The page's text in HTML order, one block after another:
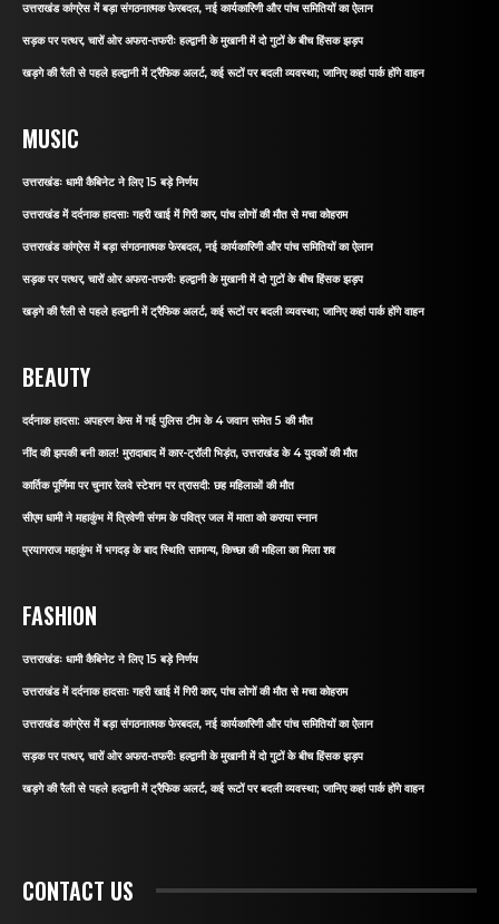
उत्तराखंड कांग्रेस में बड़ा संगठनात्मक फेरबदल, नई कार्यकारिणी और पांच समितियों का ऐलान
सड़क पर पत्थर, चारों ओर अफरा-तफरीः हल्द्वानी के मुखानी में दो गुटों के बीच हिंसक झड़प
खड़गे की रैली से पहले हल्द्वानी में ट्रैफिक अलर्ट, कई रूटों पर बदली व्यवस्था; जानिए कहां पार्क होंगे वाहन
MUSIC
उत्तराखंडः धामी कैबिनेट ने लिए 15 बड़े निर्णय
उत्तराखंड में दर्दनाक हादसाः गहरी खाई में गिरी कार, पांच लोगों की मौत से मचा कोहराम
उत्तराखंड कांग्रेस में बड़ा संगठनात्मक फेरबदल, नई कार्यकारिणी और पांच समितियों का ऐलान
सड़क पर पत्थर, चारों ओर अफरा-तफरीः हल्द्वानी के मुखानी में दो गुटों के बीच हिंसक झड़प
खड़गे की रैली से पहले हल्द्वानी में ट्रैफिक अलर्ट, कई रूटों पर बदली व्यवस्था; जानिए कहां पार्क होंगे वाहन
BEAUTY
दर्दनाक हादसा: अपहरण केस में गई पुलिस टीम के 4 जवान समेत 5 की मौत
नींद की झपकी बनी काल! मुरादाबाद में कार-ट्रॉली भिड़ंत, उत्तराखंड के 4 युवकों की मौत
कार्तिक पूर्णिमा पर चुनार रेलवे स्टेशन पर त्रासदी: छह महिलाओं की मौत
सीएम धामी ने महाकुंभ में त्रिवेणी संगम के पवित्र जल में माता को कराया स्नान
प्रयागराज महाकुंभ में भगदड़ के बाद स्थिति सामान्य, किच्छा की महिला का मिला शव
FASHION
उत्तराखंडः धामी कैबिनेट ने लिए 15 बड़े निर्णय
उत्तराखंड में दर्दनाक हादसाः गहरी खाई में गिरी कार, पांच लोगों की मौत से मचा कोहराम
उत्तराखंड कांग्रेस में बड़ा संगठनात्मक फेरबदल, नई कार्यकारिणी और पांच समितियों का ऐलान
सड़क पर पत्थर, चारों ओर अफरा-तफरीः हल्द्वानी के मुखानी में दो गुटों के बीच हिंसक झड़प
खड़गे की रैली से पहले हल्द्वानी में ट्रैफिक अलर्ट, कई रूटों पर बदली व्यवस्था; जानिए कहां पार्क होंगे वाहन
CONTACT US